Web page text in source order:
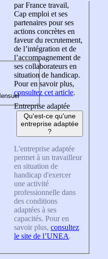
par France travail,
Cap emploi et ses
partenaires pour ses
actions concrètes en
faveur du recrutement,
de l’intégration et de
l’accompagnement de
ses collaborateurs en
situation de handicap.
Pour en savoir plus,
consultez cet article.
Entreprise adaptée
Qu'est-ce qu'une
entreprise adaptée
?
L'entreprise adaptée
permet à un travailleur
en situation de
handicap d'exercer
une activité
professionnelle dans
des conditions
adaptées à ses
capacités. Pour en
savoir plus, consultez
le site de l’UNEA.